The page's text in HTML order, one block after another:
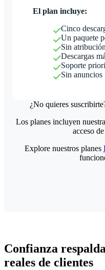
El plan incluye:
Cinco
Un paquete
Sin
Descargas
Soporte
Sin anuncios
¿No quieres
Los planes incluyen nuestra
acceso
Explore nuestros planes
Confianza
reales de clientes